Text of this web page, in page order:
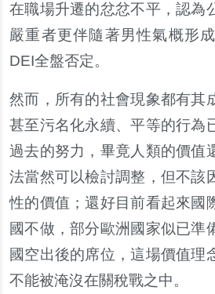
在職場升遷的忿忿不平，認為
嚴重者更伴隨著男性氣概形
DEI全盤否定。
然而，所有的社會現象都有其
甚至污名化永續、平等的行為
過去的努力，畢竟人類的價值
法當然可以檢討調整，但不該
性的價值；還好目前看起來國
國不做，部分歐洲國家似已準
國空出後的席位，這場價值理
不能被淹沒在關稅戰之中。